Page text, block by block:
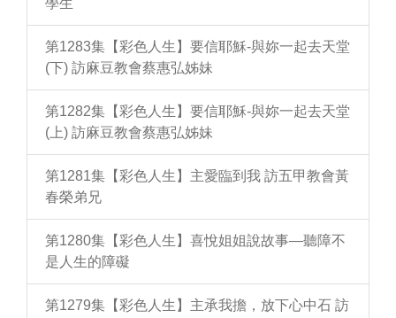
學生
第1283集【彩色人生】要信耶穌-與妳一起去天堂
(下) 訪麻豆教會蔡惠弘姊妹
第1282集【彩色人生】要信耶穌-與妳一起去天堂
(上) 訪麻豆教會蔡惠弘姊妹
第1281集【彩色人生】主愛臨到我 訪五甲教會黃
春榮弟兄
第1280集【彩色人生】喜悅姐姐說故事—聽障不
是人生的障礙
第1279集【彩色人生】主承我擔，放下心中石 訪